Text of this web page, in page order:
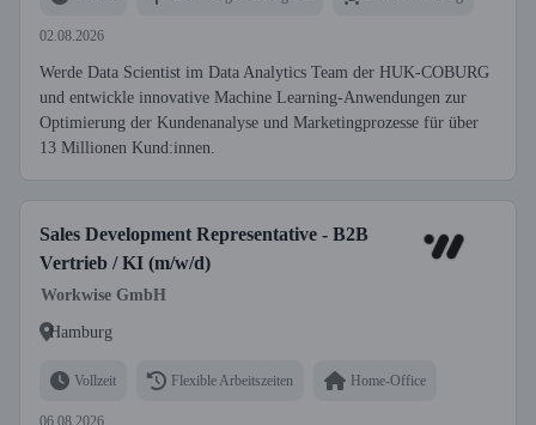
02.08.2026
Werde Data Scientist im Data Analytics Team der HUK-COBURG
und entwickle innovative Machine Learning-Anwendungen zur
Optimierung der Kundenanalyse und Marketingprozesse für über
13 Millionen Kund:innen.
Sales Development Representative - B2B
Vertrieb / KI (m/w/d)
Workwise GmbH
Hamburg
Vollzeit Flexible Arbeitszeiten Home-Office
06.08.2026